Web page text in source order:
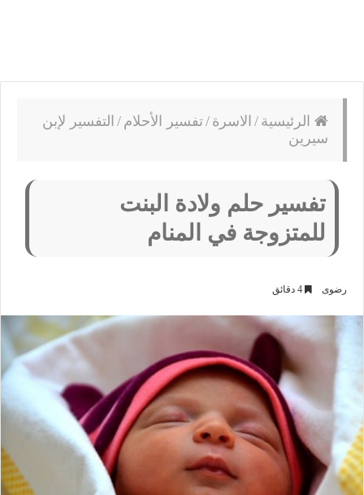
الرئيسية / الاسرة /تفسير الأحلام / التفسير لإبن
سيرين
تفسير حلم ولادة البنت
للمتزوجة في المنام
رضوى